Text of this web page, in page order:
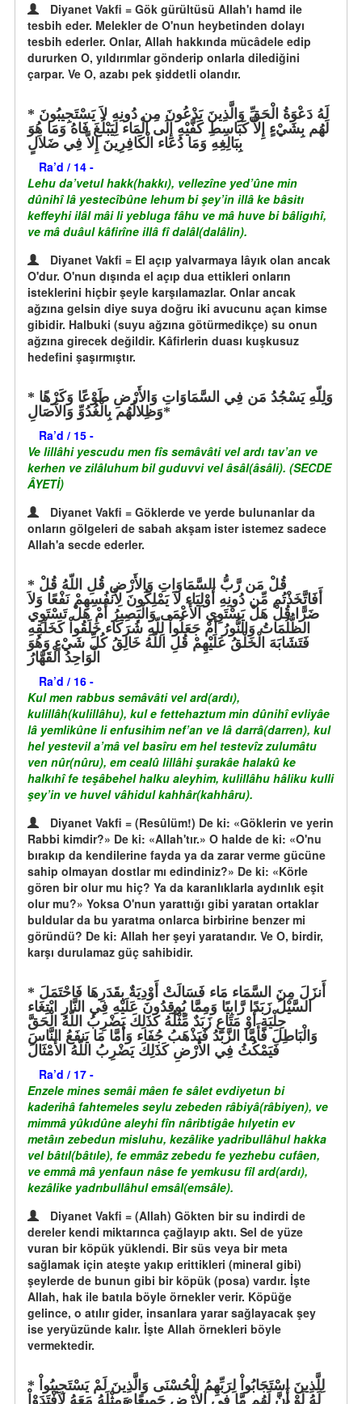
Diyanet Vakfi = Gök gürültüsü Allah'ı hamd ile
tesbih eder. Melekler de O'nun heybetinden dolayı
tesbih ederler. Onlar, Allah hakkında mücâdele edip
dururken O, yıldırımlar gönderip onlarla dilediğini
çarpar. Ve O, azabı pek şiddetli olandır.
لَهُم بِشَيْءٍ إِلاَّ كَبَاسِطِ كَفَّيْهِ إِلَى الْمَاء لِيَبْلُغَ فَاهُ وَمَا هُوَ
بِبَالِغِهِ وَمَا دُعَاء الْكَافِرِينَ إِلاَّ فِي ضَلاَلٍ
Ra’d / 14 -
Lehu da’vetul hakk(hakkı), vellezîne yed’ûne min
dûnihî lâ yestecîbûne lehum bi şey’in illâ ke bâsitı
keffeyhi ilâl mâi li yebluga fâhu ve mâ huve bi bâligıhî,
ve mâ duâul kâfirîne illâ fî dalâl(dalâlin).
Diyanet Vakfi = El açıp yalvarmaya lâyık olan ancak
O'dur. O'nun dışında el açıp dua ettikleri onların
isteklerini hiçbir şeyle karşılamazlar. Onlar ancak
ağzına gelsin diye suya doğru iki avucunu açan kimse
gibidir. Halbuki (suyu ağzına götürmedikçe) su onun
ağzına girecek değildir. Kâfirlerin duası kuşkusuz
hedefini şaşırmıştır.
وَظِلالُهُم بِالْغُدُوِّ وَالآصَالِ*
Ra’d / 15 -
Ve lillâhi yescudu men fîs semâvâti vel ardı tav’an ve
kerhen ve zilâluhum bil guduvvi vel âsâl(âsâli). (SECDE
ÂYETİ)
Diyanet Vakfi = Göklerde ve yerde bulunanlar da
onların gölgeleri de sabah akşam ister istemez sadece
Allah'a secde ederler.
أَفَاتَّخَذْتُم مِّن دُونِهِ أَوْلِيَاء لاَ يَمْلِكُونَ لِأَنفُسِهِمْ نَفْعًا وَلاَ
ضَرًّا قُلْ هَلْ يَسْتَوِي الأَعْمَى وَالْبَصِيرُ أَمْ هَلْ تَسْتَوِي
الظُّلُمَاتُ وَالنُّورُ أَمْ جَعَلُواْ لِلّهِ شُرَكَاء خَلَقُواْ كَخَلْقِهِ
فَتَشَابَهَ الْخَلْقُ عَلَيْهِمْ قُلِ اللّهُ خَالِقُ كُلِّ شَيْءٍ وَهُوَ
الْوَاحِدُ الْقَهَّارُ
Ra’d / 16 -
Kul men rabbus semâvâti vel ard(ardı),
kulillâh(kulillâhu), kul e fettehaztum min dûnihî evliyâe
lâ yemlikûne li enfusihim nef’an ve lâ darrâ(darren), kul
hel yestevil a’mâ vel basîru em hel testevîz zulumâtu
ven nûr(nûru), em cealû lillâhi şurakâe halakû ke
halkıhî fe teşâbehel halku aleyhim, kulillâhu hâliku kulli
şey’in ve huvel vâhidul kahhâr(kahhâru).
Diyanet Vakfi = (Resûlüm!) De ki: «Göklerin ve yerin
Rabbi kimdir?» De ki: «Allah'tır.» O halde de ki: «O'nu
bırakıp da kendilerine fayda ya da zarar verme gücüne
sahip olmayan dostlar mı edindiniz?» De ki: «Körle
gören bir olur mu hiç? Ya da karanlıklarla aydınlık eşit
olur mu?» Yoksa O'nun yarattığı gibi yaratan ortaklar
buldular da bu yaratma onlarca birbirine benzer mi
göründü? De ki: Allah her şeyi yaratandır. Ve O, birdir,
karşı durulamaz güç sahibidir.
السَّيْلُ زَبَدًا رَّابِيًا وَمِمَّا يُوقِدُونَ عَلَيْهِ فِي النَّارِ ابْتِغَاء
حِلْيَةٍ أَوْ مَتَاعٍ زَبَدٌ مِّثْلُهُ كَذَلِكَ يَضْرِبُ اللّهُ الْحَقَّ
وَالْبَاطِلَ فَأَمَّا الزَّبَدُ فَيَذْهَبُ جُفَاء وَأَمَّا مَا يَنفَعُ النَّاسَ
فَيَمْكُثُ فِي الأَرْضِ كَذَلِكَ يَضْرِبُ اللّهُ الأَمْثَالَ
Ra’d / 17 -
Enzele mines semâi mâen fe sâlet evdiyetun bi
kaderihâ fahtemeles seylu zebeden râbiyâ(râbiyen), ve
mimmâ yûkıdûne aleyhi fîn nâribtigâe hılyetin ev
metâın zebedun misluhu, kezâlike yadribullâhul hakka
vel bâtıl(bâtıle), fe emmâz zebedu fe yezhebu cufâen,
ve emmâ mâ yenfaun nâse fe yemkusu fîl ard(ardı),
kezâlike yadrıbullâhul emsâl(emsâle).
Diyanet Vakfi = (Allah) Gökten bir su indirdi de
dereler kendi miktarınca çağlayıp aktı. Sel de yüze
vuran bir köpük yüklendi. Bir süs veya bir meta
sağlamak için ateşte yakıp erittikleri (mineral gibi)
şeylerde de bunun gibi bir köpük (posa) vardır. İşte
Allah, hak ile batıla böyle örnekler verir. Köpüğe
gelince, o atılır gider, insanlara yarar sağlayacak şey
ise yeryüzünde kalır. İşte Allah örnekleri böyle
vermektedir.
لَهُ لَوْ أَنَّ لَهُم مَّا فِي الأَرْضِ جَمِيعًا وَمِثْلَهُ مَعَهُ لاَفْتَدَوْاْ